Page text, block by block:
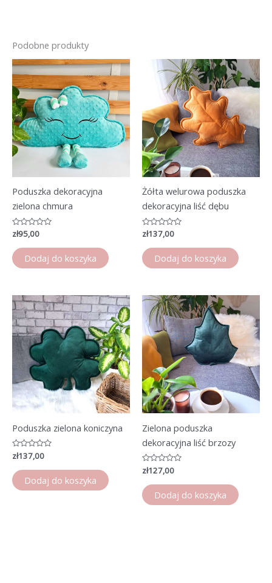
Podobne produkty
Poduszka dekoracyjna
zielona chmura
Oceniono
na
5
zł95,00
Dodaj do koszyka
Żółta welurowa poduszka
dekoracyjna liść dębu
Oceniono
na
5
zł137,00
Dodaj do koszyka
Poduszka zielona koniczyna
Oceniono
0
na
5
zł137,00
Dodaj do koszyka
Zielona poduszka
dekoracyjna liść brzozy
Oceniono
0
na
5
zł127,00
Dodaj do koszyka